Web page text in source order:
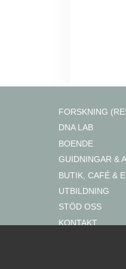
FORSKNING
DNA LAB
BOENDE
GUIDNINGAR &
BUTIK, CAFÉ &
UTBILDNING
STÖD OSS
KONTAKT